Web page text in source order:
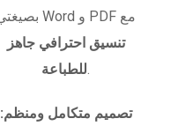
بصيغتي Word و PDF مع
تنسيق احترافي جاهز
للطباعة.
تصميم متكامل ومنظم: